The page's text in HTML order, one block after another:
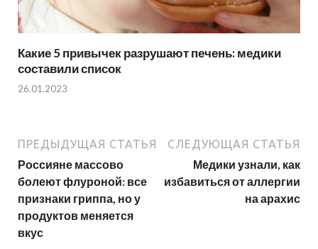
Какие 5 привычек разрушают печень: медики
составили список
26.01.2023
ПРЕДЫДУЩАЯ СТАТЬЯ
Россияне массово
болеют флуроной: все
признаки гриппа, но у
продуктов меняется
вкус
СЛЕДУЮЩАЯ СТАТЬЯ
Медики узнали, как
избавиться от аллергии
на арахис